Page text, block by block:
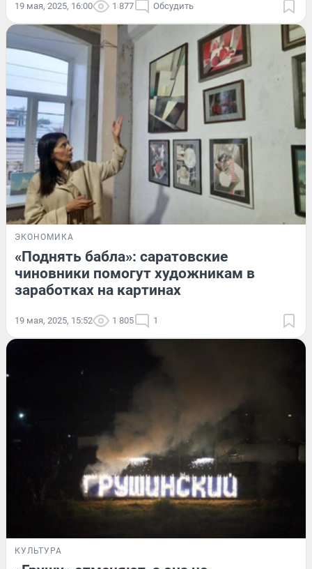
19 мая, 2025, 16:00 1 877 Обсудить
ЭКОНОМИКА
«Поднять бабла»: саратовские
чиновники помогут художникам в
заработках на картинах
19 мая, 2025, 15:52 1 805 1
КУЛЬТУРА